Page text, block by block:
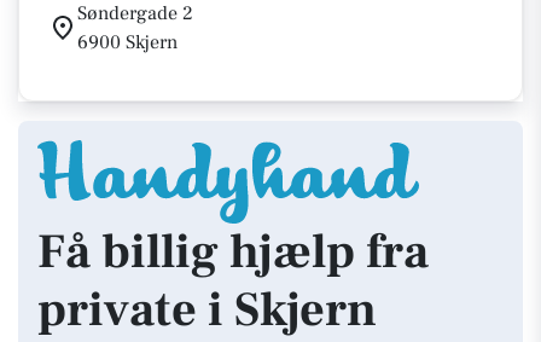
Søndergade 2
6900 Skjern
Få billig hjælp fra
private i Skjern